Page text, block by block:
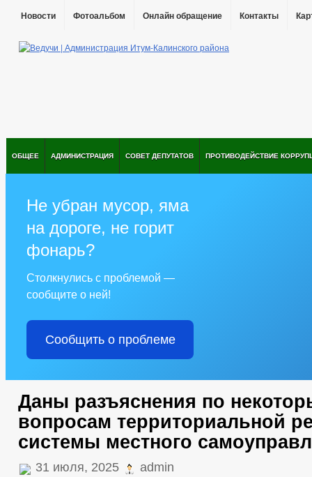
Новости Фотоальбом Онлайн обращение Контакты
ОБЩЕЕ АДМИНИСТРАЦИЯ СОВЕТ ДЕПУТАТОВ ПРОТИВОДЕЙСТВИЕ
Не убран мусор, яма
на дороге, не горит
фонарь?
Столкнулись с проблемой —
сообщите о ней!
Сообщить о проблеме
Даны разъяснения по
вопросам территориальной
системы местного
31 июля, 2025 admin